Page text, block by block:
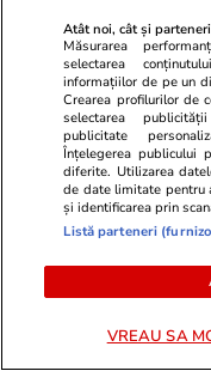
POLITIC
Politică
SURSE Război
pregătește
garniturilor doi și
instituțiile statului
deconcentratele
oamenii PSD
Atât noi, cât și
Măsurarea
selectarea
informațiilor de pe un
Crearea profilurilor de
selectarea
publicitate
Înțelegerea publicului
diferite. Utilizarea
de date limitate pentru
și identificarea prin
Listă parteneri
VREAU SA